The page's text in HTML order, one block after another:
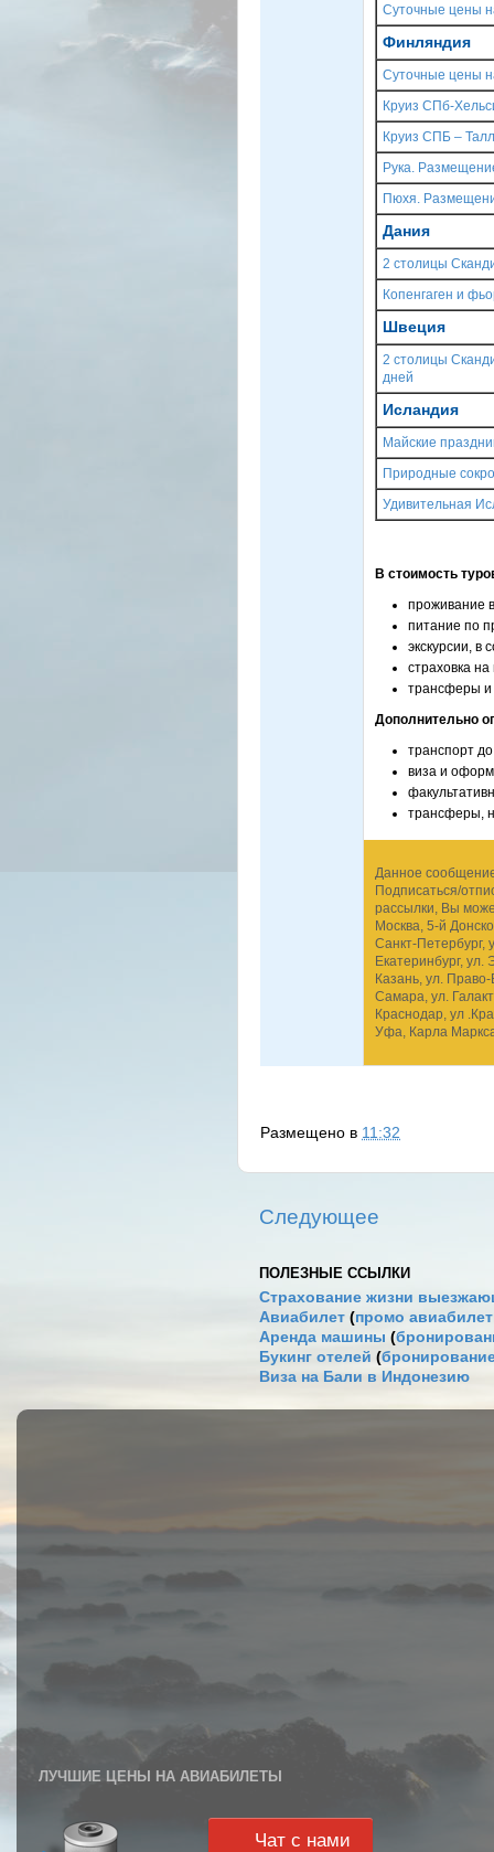
Суточные цены
Финляндия
Суточные цены
Круиз СПб-
Круиз СПБ –
Рука.
Пюхя.
Дания
2 столицы
Копенгаген и
Швеция
2 столицы
дней
Исландия
Майские
Природные
Удивительная
В стоимость
проживание
питание по
экскурсии, в
страховка
трансферы
Дополнительно
транспорт
виза и
трансферы,
Данное
Подписаться/
рассылки, Вы
Москва, 5-й
Санкт-Петербург,
Екатеринбург,
Казань, ул.
Самара, ул.
Краснодар, ул
Уфа, Карла
Размещено в 11:32
Следующее
ПОЛЕЗНЫЕ ССЫЛКИ
Страхование жизни
Авиабилет (промо
Аренда машины (
Букинг отелей (
Виза на Бали в Индонезию
ЛУЧШИЕ ЦЕНЫ НА АВИАБИЛЕТЫ
Чат с нами